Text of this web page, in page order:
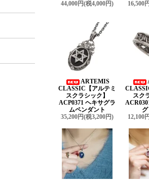
44,000円(税4,000円) 16,500
ARTEMIS
CLASSIC【アルテミ
スクラシック】
ACP0371 ヘキサグラ
ムペンダント
35,200円(税3,200円)
スク
12,100